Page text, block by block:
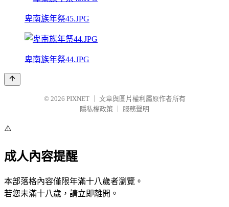
卑南族年祭45.JPG
卑南族年祭44.JPG
© 2026 PIXNET
文章與圖片權利屬原作者所有
隱私權政策
服務聲明
⚠️
成人內容提醒
本部落格內容僅限年滿十八歲者瀏覽。
若您未滿十八歲，請立即離開。